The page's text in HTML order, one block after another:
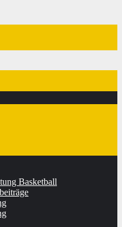
Basketball